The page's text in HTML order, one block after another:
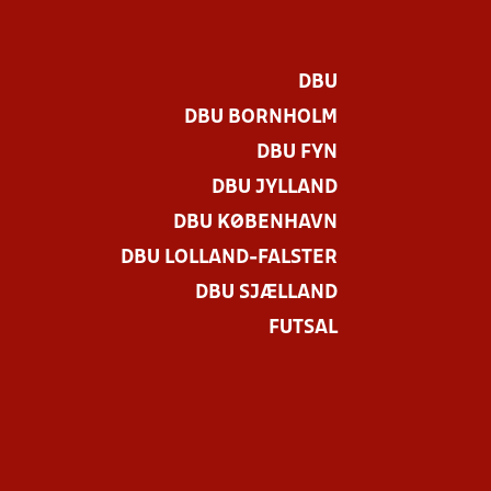
DBU
DBU BORNHOLM
DBU FYN
DBU JYLLAND
DBU KØBENHAVN
DBU LOLLAND-FALSTER
DBU SJÆLLAND
FUTSAL